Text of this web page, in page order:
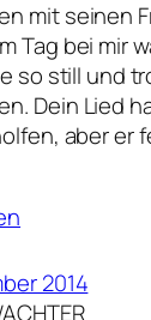
mit seinen
Tag bei mir
so still und
Dein Lied
aber er
2014